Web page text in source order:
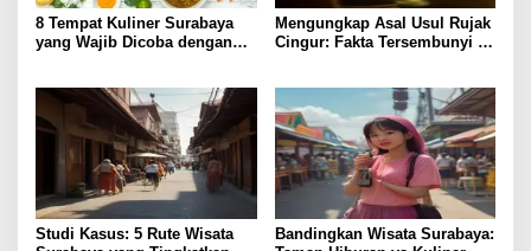
8 Tempat Kuliner Surabaya
yang Wajib Dicoba dengan
Mengungkap Asal Usul Rujak
Cingur: Fakta Tersembunyi di
Studi Kasus: 5 Rute Wisata
Bandingkan Wisata Surabaya: